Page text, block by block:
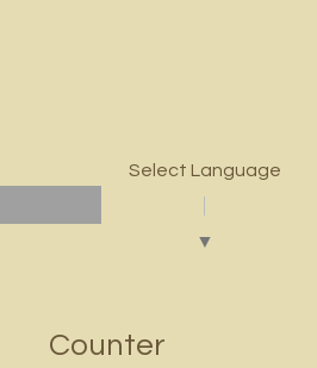
Select Language
▼
Counter